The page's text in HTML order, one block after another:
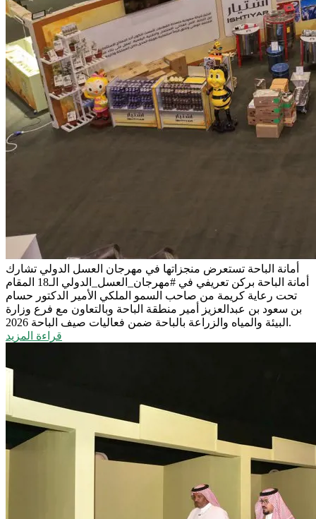
أمانة الباحة تستعرض منجزاتها في مهرجان العسل الدولي تشارك
أمانة الباحة بركن تعريفي في #مهرجان_العسل_الدولي الـ18 المقام
تحت رعاية كريمة من صاحب السمو الملكي الأمير الدكتور حسام
بن سعود بن عبدالعزيز أمير منطقة الباحة وبالتعاون مع فرع وزارة
البيئة والمياه والزراعة بالباحة ضمن فعاليات صيف الباحة 2026.
قراءة المزيد